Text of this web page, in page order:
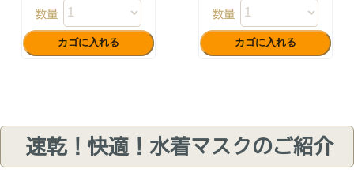
数量 数量
速乾！快適！水着マスクのご紹介